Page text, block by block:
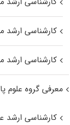
کارشناسی ارشد
کارشناسی
معرفی گروه علوم
کارشناسی ارشد